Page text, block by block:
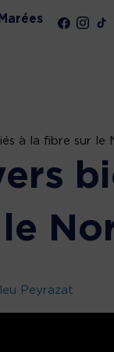
Marées
à la fibre sur le
Peyrazat